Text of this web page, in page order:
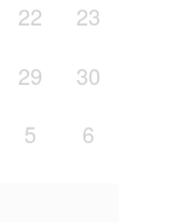
0
22
0
23
0
29
0
30
0
5
0
6